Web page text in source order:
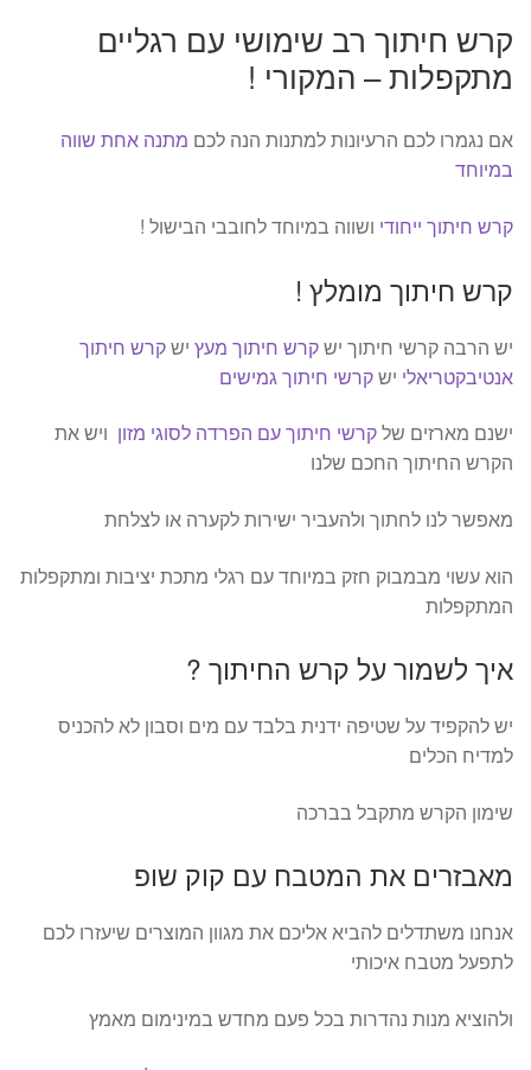
קרש חיתוך רב שימושי עם רגליים
מתקפלות – המקורי !
אם נגמרו לכם הרעיונות למתנות הנה לכם מתנה אחת שווה
במיוחד
קרש חיתוך ייחודי ושווה במיוחד לחובבי הבישול !
קרש חיתוך מומלץ !
יש הרבה קרשי חיתוך ישקרש חיתוך מעץ ישקרש חיתוך
אנטיבקטריאלי ישקרשי חיתוך גמישים
ישנם מארזים שלקרשי חיתוך עם הפרדה לסוגי מזון ויש את
הקרש החיתוך החכם שלנו
מאפשר לנו לחתוך ולהעביר ישירות לקערה או לצלחת
הוא עשוי מבמבוק חזק במיוחד עם רגלי מתכת יציבות ומתקפלות
המתקפלות
איך לשמור על קרש החיתוך ?
יש להקפיד על שטיפה ידנית בלבד עם מים וסבון לא להכניס
למדיח הכלים
שימון הקרש מתקבל בברכה
מאבזרים את המטבח עם קוק שופ
אנחנו משתדלים להביא אליכם את מגוון המוצרים שיעזרו לכם
לתפעל מטבח איכותי
ולהוציא מנות נהדרות בכל פעם מחדש במינימום מאמץ